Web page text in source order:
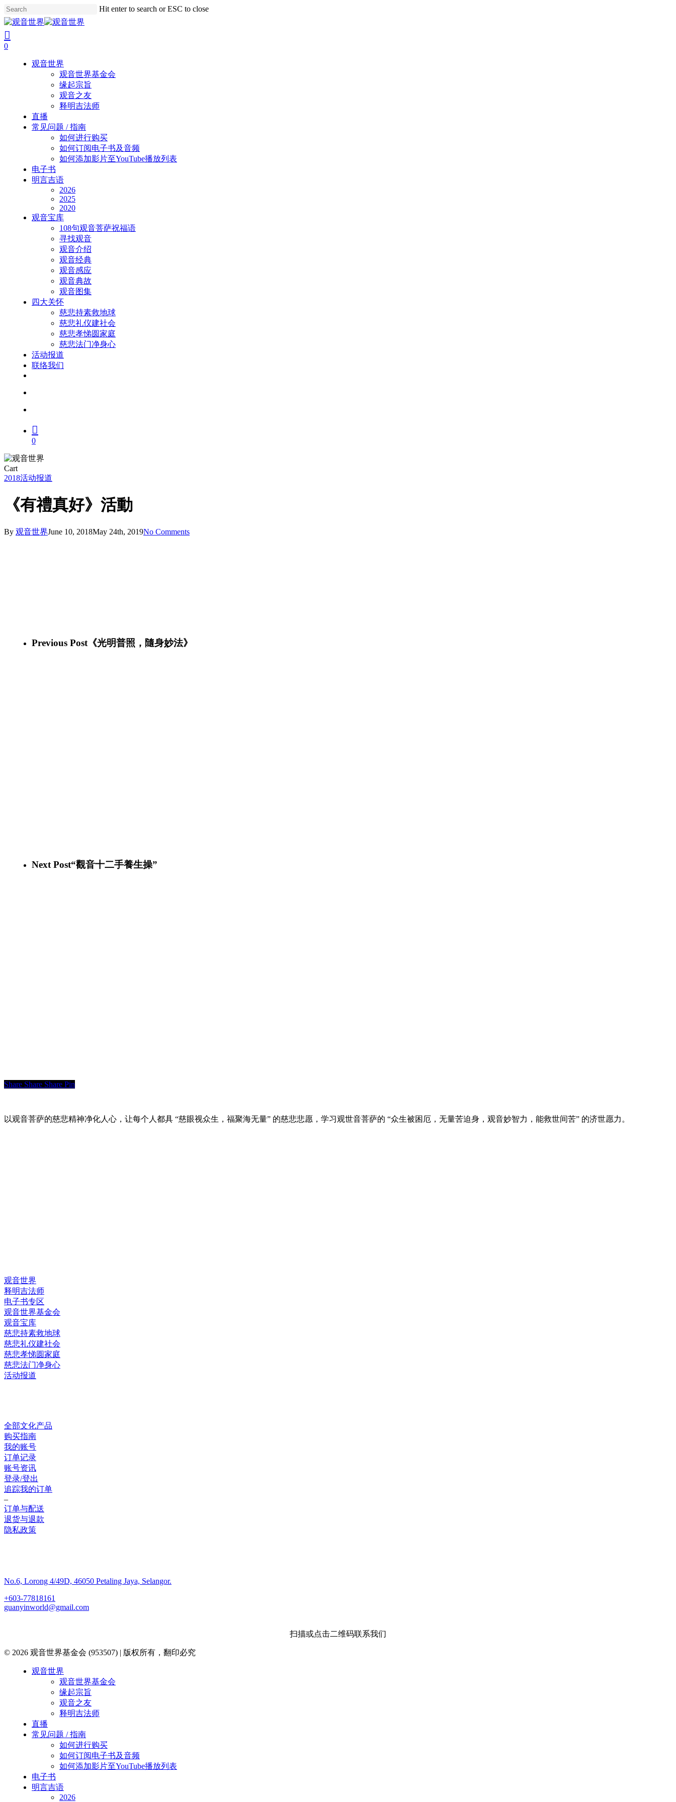
Skip
to
main
content
Hit enter to search or ESC to close
Close
Search
search
account
0
观音世界
观音世界基金会
缘起宗旨
观音之友
释明吉法师
直播
常见问题 / 指南
如何进行购买
如何订阅电子书及音频
如何添加影片至YouTube播放列表
电子书
明言吉语
2026
2025
2020
观音宝库
108句观音菩萨祝福语
寻找观音
观音介绍
观音经典
观音感应
观音典故
观音图集
四大关怀
慈悲持素救地球
慈悲礼仪建社会
慈悲孝悌圆家庭
慈悲法门净身心
活动报道
联络我们
0
CartClose
Cart
2018活动报道
《有禮真好》活動
By 观音世界June 10, 2018May 24th, 2019No Comments
Previous Post 《光明普照，隨身妙法》
Next Post“觀音十二手養生操”
Share Share Share Pin
以观音菩萨的慈悲精神净化人心，让每个人都具 “慈眼视众生，福聚海无量” 的慈悲悲愿，学习观世音菩萨的 “众生被困厄，无量苦迫身，观音妙智力，能救世间苦” 的济世愿力。
观音世界
释明吉法师
电子书专区
观音世界基金会
观音宝库
慈悲持素救地球
慈悲礼仪建社会
慈悲孝悌圆家庭
慈悲法门净身心
活动报道
全部文化产品
购买指南
我的账号
订单记录
账号资讯
登录/登出
追踪我的订单
–
订单与配送
退货与退款
隐私政策
No.6, Lorong 4/49D, 46050 Petaling Jaya, Selangor.
+603-77818161
guanyinworld@gmail.com
扫描或点击二维码联系我们
© 2026 观音世界基金会 (953507) | 版权所有，翻印必究
观音世界
观音世界基金会
缘起宗旨
观音之友
释明吉法师
直播
常见问题 / 指南
如何进行购买
如何订阅电子书及音频
如何添加影片至YouTube播放列表
电子书
明言吉语
2026